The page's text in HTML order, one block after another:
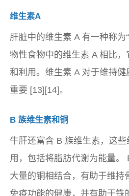
维生素A
肝脏中的维生素 A 有一种称为
物性食物中的维生素 A 相比
和利用。维生素 A 对于维持
重要 [13][14]。
B 族维生素和铜
牛肝还富含 B 族维生素，这
用，包括将脂肪代谢为能量。
大量的铜相结合，有助于维持
免疫功能的健康，并有助于铁